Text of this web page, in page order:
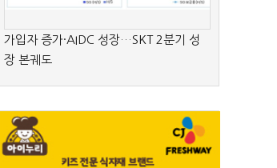
가입자 증가·AIDC 성장…SKT 2분기 성
장 본궤도